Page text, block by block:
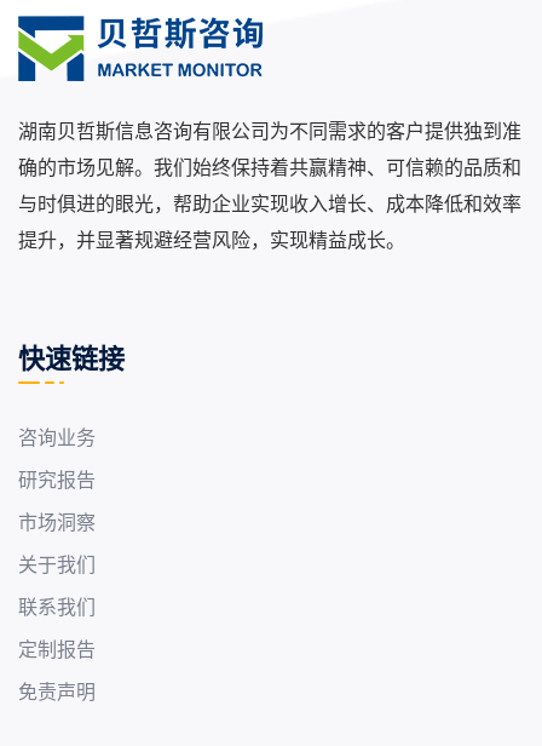
湖南贝哲斯信息咨询有限公司为不同需求的客户提供独到准
确的市场见解。我们始终保持着共赢精神、可信赖的品质和
与时俱进的眼光，帮助企业实现收入增长、成本降低和效率
提升，并显著规避经营风险，实现精益成长。
快速链接
咨询业务
研究报告
市场洞察
关于我们
联系我们
定制报告
免责声明